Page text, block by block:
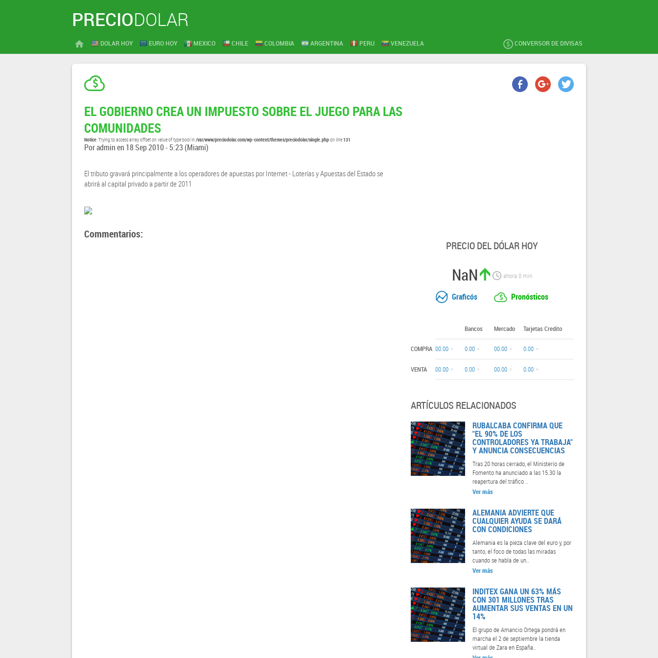
PRECIODOLAR
DOLAR HOY EURO HOY MEXICO CHILE COLOMBIA ARGENTINA PERU VENEZUELA CONVERSOR DE DIVISAS
EL GOBIERNO CREA UN IMPUESTO SOBRE EL JUEGO PARA LAS
COMUNIDADES
Notice: Trying to access array offset on value of type bool in /var/www/preciodolar.com/wp-content/themes/preciodolar/single.phpon line131
Poradminen 18 Sep 2010 - 5:23 (Miami)
El tributo gravará principalmente a los operadores de apuestas por Internet - Loterías y Apuestas del Estado se
abrirá al capital privado a partir de 2011
Commentarios:
PRECIO DEL DÓLAR HOY
NaN ahora0 min
Graficós Pronósticos
Bancos Mercado Tarjetas Credito
COMPRA 00.00 0.00 00.00 0.00
VENTA 00.00 0.00 00.00 0.00
ARTÍCULOS RELACIONADOS
RUBALCABA CONFIRMA QUE
"EL 90% DE LOS
CONTROLADORES YA TRABAJA"
Y ANUNCIA CONSECUENCIAS
Tras 20 horas cerrado, el Ministerio de
Fomento ha anunciado a las 15.30 la
reapertura del tráfico ..
Ver más
ALEMANIA ADVIERTE QUE
CUALQUIER AYUDA SE DARÁ
CON CONDICIONES
Alemania es la pieza clave del euro y, por
tanto, el foco de todas las miradas
cuando se habla de un..
Ver más
INDITEX GANA UN 63% MÁS
CON 301 MILLONES TRAS
AUMENTAR SUS VENTAS EN UN
14%
El grupo de Amancio Ortega pondrá en
marcha el 2 de septiembre la tienda
virtual de Zara en España..